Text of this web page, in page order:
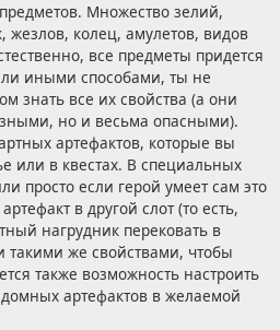
Множество зелий,
жезлов, колец, амулетов, видов
все предметы придется
иными способами, ты не
знать все их свойства (а они
но и весьма опасными).
артефактов, которые вы
или в квестах. В специальных
просто если герой умеет сам это
в другой слот (то есть,
нагрудник перековать в
же свойствами, чтобы
также возможность настроить
артефактов в желаемой